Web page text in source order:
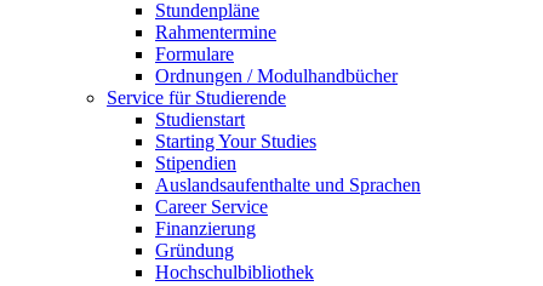
Stundenpläne
Rahmentermine
Formulare
Ordnungen / Modulhandbücher
Service für Studierende
Studienstart
Starting Your Studies
Stipendien
Auslandsaufenthalte und Sprachen
Career Service
Finanzierung
Gründung
Hochschulbibliothek